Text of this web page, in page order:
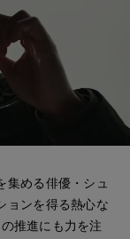
長く愛される
。
いただけます。
集める俳優・シュ
ョンを得る熱心な
推進にも力を注